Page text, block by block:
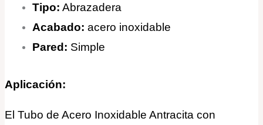
Tipo: Abrazadera
Acabado: acero inoxidable
Pared: Simple
Aplicación:
El Tubo de Acero Inoxidable Antracita con